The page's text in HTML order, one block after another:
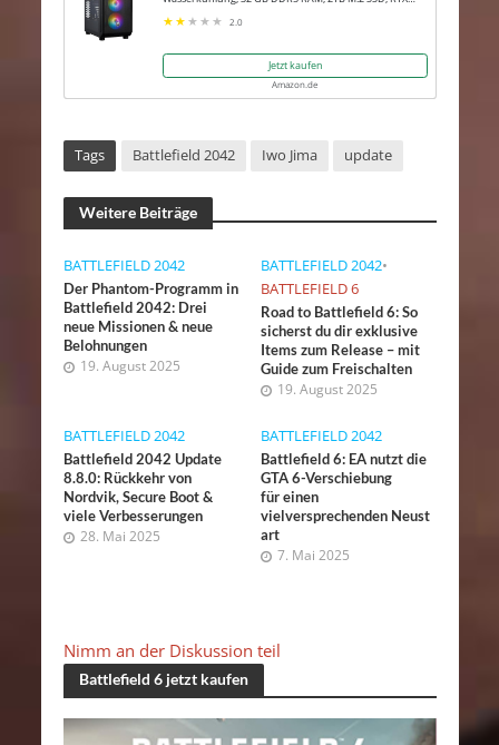
5080 16GB, Win 11 Pro
2.0
Jetzt kaufen
Amazon.de
Tags Battlefield 2042 Iwo Jima update
Weitere Beiträge
BATTLEFIELD 2042
Der Phantom-Programm in
Battlefield 2042: Drei
neue Missionen & neue
Belohnungen
19. August 2025
BATTLEFIELD 2042•
BATTLEFIELD 6
Road to Battlefield 6: So
sicherst du dir exklusive
Items zum Release – mit
Guide zum Freischalten
19. August 2025
BATTLEFIELD 2042
Battlefield 2042 Update
8.8.0: Rückkehr von
Nordvik, Secure Boot &
viele Verbesserungen
28. Mai 2025
BATTLEFIELD 2042
Battlefield 6: EA nutzt die
GTA 6-Verschiebung
für einen
vielversprechenden Neust
art
7. Mai 2025
Nimm an der Diskussion teil
Battlefield 6 jetzt kaufen